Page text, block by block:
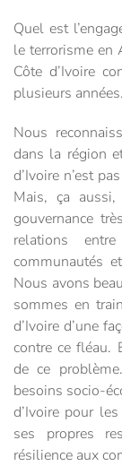
Quel est
le terrorisme en
Côte d’Ivoire
plusieurs
Nous
dans la région
d’Ivoire n’est
Mais, ça
gouvernance
relations
communautés
Nous avons
sommes en
d’Ivoire d’une
contre ce fléau.
de ce
besoins socio-
d’Ivoire pour
ses propres
résilience aux